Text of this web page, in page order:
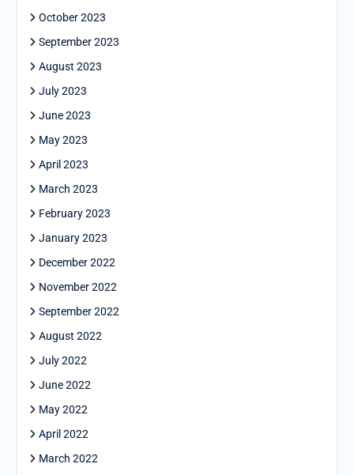
October 2023
September 2023
August 2023
July 2023
June 2023
May 2023
April 2023
March 2023
February 2023
January 2023
December 2022
November 2022
September 2022
August 2022
July 2022
June 2022
May 2022
April 2022
March 2022